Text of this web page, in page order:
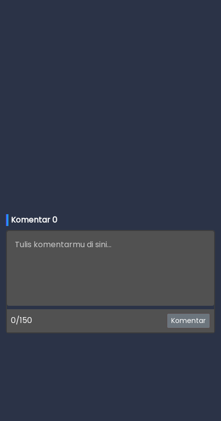
Komentar 0
0/150 Komentar